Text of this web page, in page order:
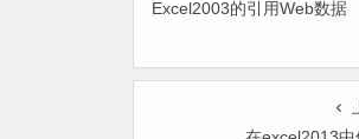
Excel2003的引用Web数据